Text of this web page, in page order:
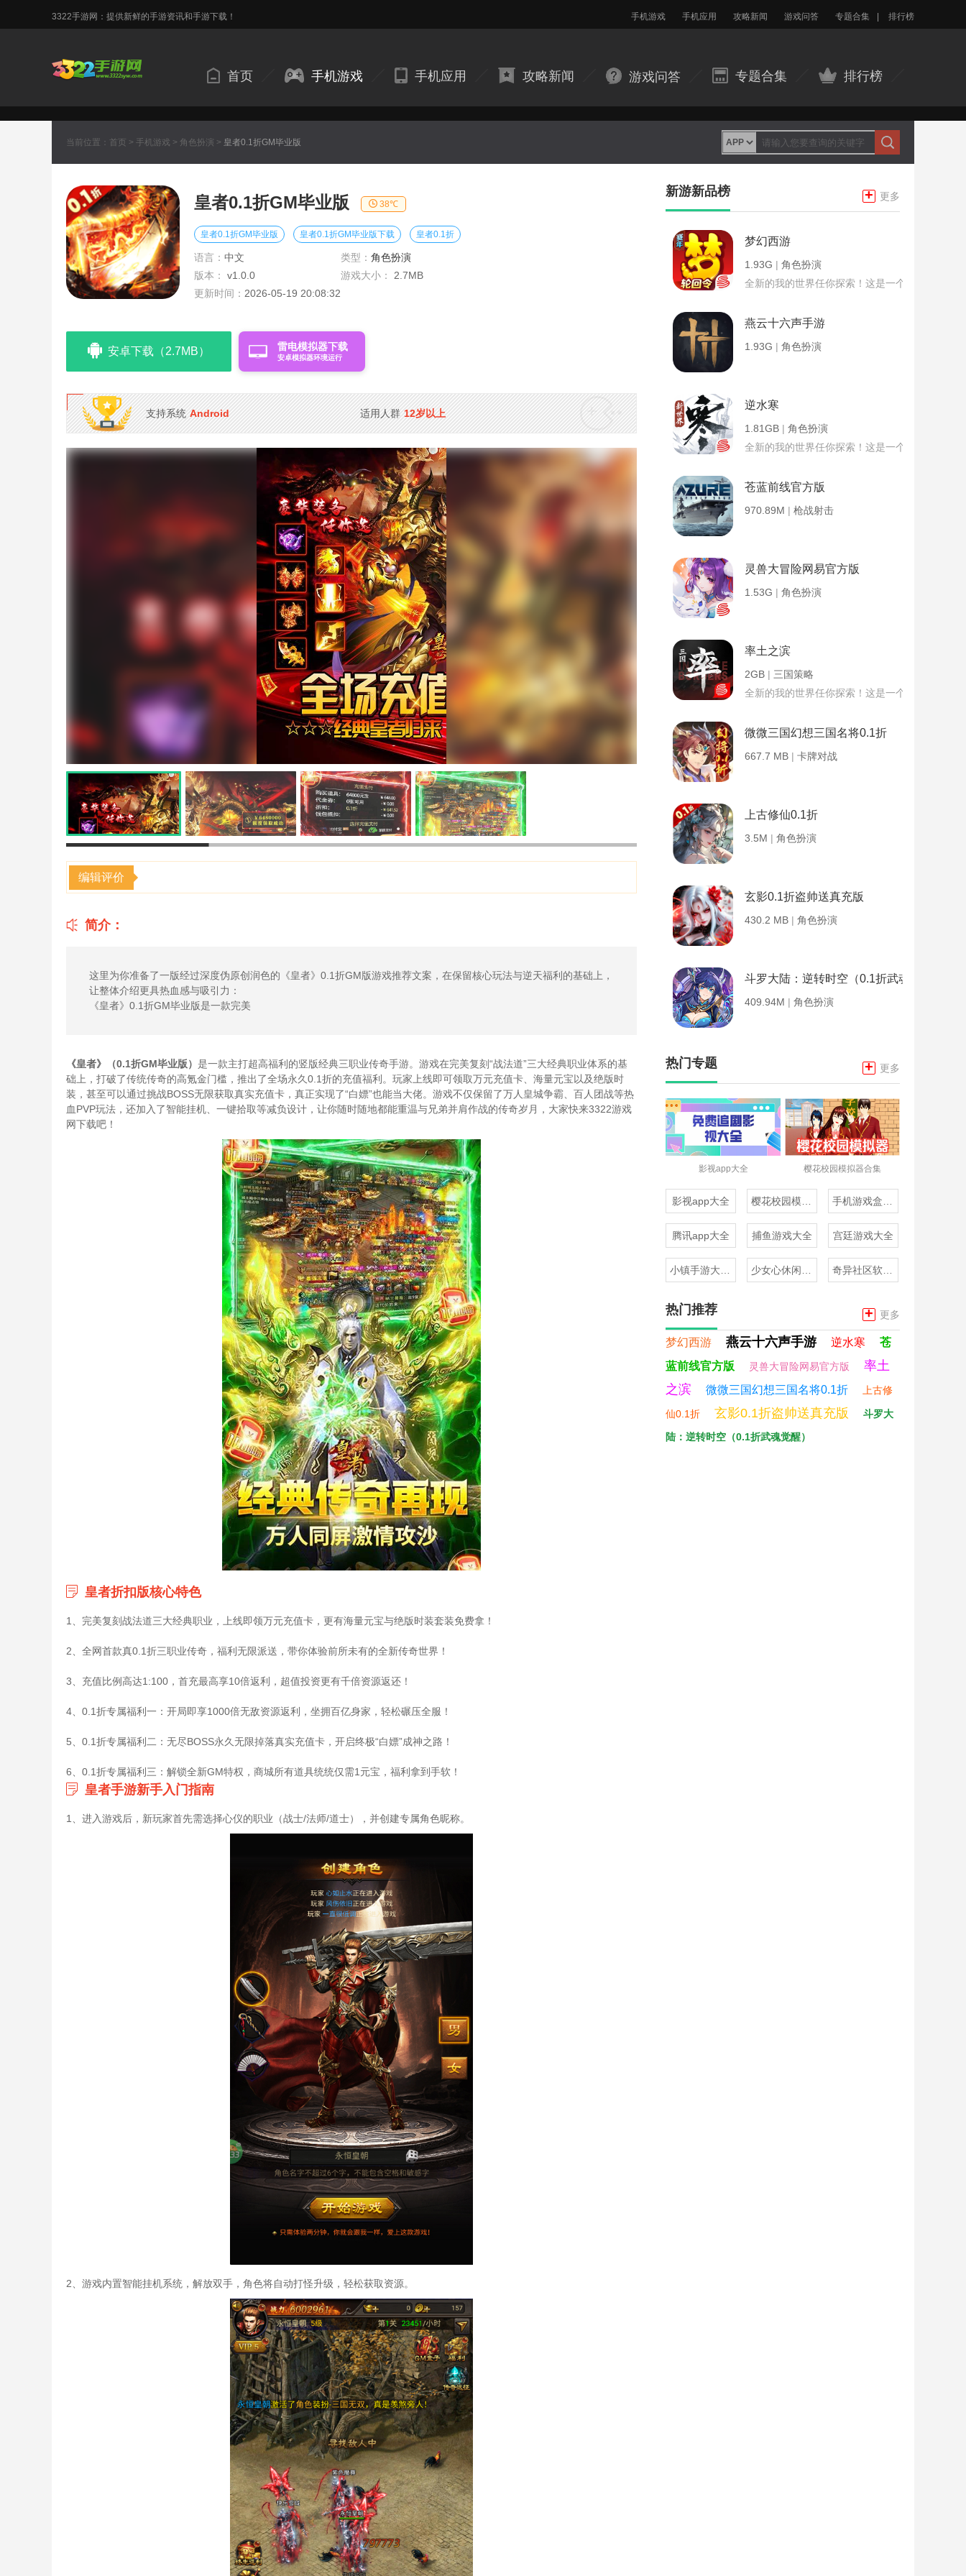
3322手游网：提供新鲜的手游资讯和手游下载！ 手机游戏 手机应用 攻略新闻 游戏问答 专题合集 排行榜
首页 手机游戏 手机应用 攻略新闻 游戏问答 专题合集 排行榜
当前位置： 首页 > 手机游戏 > 角色扮演 > 皇者0.1折GM毕业版
皇者0.1折GM毕业版 38℃
皇者0.1折GM毕业版 皇者0.1折GM毕业版下载 皇者0.1折
语言： 中文 类型： 角色扮演
版本：
v1.0.0 游戏大小：
2.7MB
更新时间： 2026-05-19 20:08:32
安卓下载（2.7MB） 雷电模拟器下载
安卓模拟器环境运行
支持系统 Android 适用人群 12岁以上
编辑评价
简介：
这里为你准备了一版经过深度伪原创润色的《皇者》0.1折GM版游戏推荐文案，在保留核心玩法与逆天福利的基础上，
让整体介绍更具热血感与吸引力：
《皇者》0.1折GM毕业版是一款完美
《皇者》（0.1折GM毕业版） 是一款主打超高福利的竖版经典三职业传奇手游。游戏在完美复刻“战法道”三大经典职业体系的基
础上，打破了传统传奇的高氪金门槛，推出了全场永久0.1折的充值福利。玩家上线即可领取万元充值卡、海量元宝以及绝版时
装，甚至可以通过挑战BOSS无限获取真实充值卡，真正实现了“白嫖”也能当大佬。游戏不仅保留了万人皇城争霸、百人团战等热
血PVP玩法，还加入了智能挂机、一键拾取等减负设计，让你随时随地都能重温与兄弟并肩作战的传奇岁月，大家快来3322游戏
网下载吧！
皇者折扣版核心特色
1、完美复刻战法道三大经典职业，上线即领万元充值卡，更有海量元宝与绝版时装套装免费拿！
2、全网首款真0.1折三职业传奇，福利无限派送，带你体验前所未有的全新传奇世界！
3、充值比例高达1:100，首充最高享10倍返利，超值投资更有千倍资源返还！
4、0.1折专属福利一：开局即享1000倍无敌资源返利，坐拥百亿身家，轻松碾压全服！
5、0.1折专属福利二：无尽BOSS永久无限掉落真实充值卡，开启终极“白嫖”成神之路！
6、0.1折专属福利三：解锁全新GM特权，商城所有道具统统仅需1元宝，福利拿到手软！
皇者手游新手入门指南
1、进入游戏后，新玩家首先需选择心仪的职业（战士/法师/道士），并创建专属角色昵称。
2、游戏内置智能挂机系统，解放双手，角色将自动打怪升级，轻松获取资源。
新游新品榜 + 更多
梦幻西游
1.93G | 角色扮演
全新的我的世界任你探索！这是一个小提示字段。
燕云十六声手游
1.93G | 角色扮演
逆水寒
1.81GB | 角色扮演
全新的我的世界任你探索！这是一个小提示字段。
苍蓝前线官方版
970.89M | 枪战射击
灵兽大冒险网易官方版
1.53G | 角色扮演
率土之滨
2GB | 三国策略
全新的我的世界任你探索！这是一个小提示字段。
微微三国幻想三国名将0.1折
667.7 MB | 卡牌对战
上古修仙0.1折
3.5M | 角色扮演
玄影0.1折盗帅送真充版
430.2 MB | 角色扮演
斗罗大陆：逆转时空（0.1折武魂觉醒）
409.94M | 角色扮演
热门专题 + 更多
影视app大全 樱花校园模拟器合集
影视app大全
腾讯app大全 捕鱼游戏大全 宫廷游戏大全
热门推荐 + 更多
梦幻西游 燕云十六声手游 逆水寒
苍
蓝前线官方版
灵兽大冒险网易官方版
率土
之滨
微微三国幻想三国名将0.1折 上古修
仙0.1折 玄影0.1折盗帅送真充版
斗罗大
陆：逆转时空（0.1折武魂觉醒）